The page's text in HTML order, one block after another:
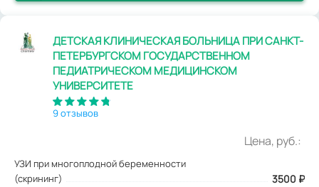
ДЕТСКАЯ КЛИНИЧЕСКАЯ БОЛЬНИЦА ПРИ САНКТ-
ПЕТЕРБУРГСКОМ ГОСУДАРСТВЕННОМ
ПЕДИАТРИЧЕСКОМ МЕДИЦИНСКОМ
УНИВЕРСИТЕТЕ
9 отзывов
Цена, руб.:
УЗИ при многоплодной беременности
(скрининг)
3500 ₽